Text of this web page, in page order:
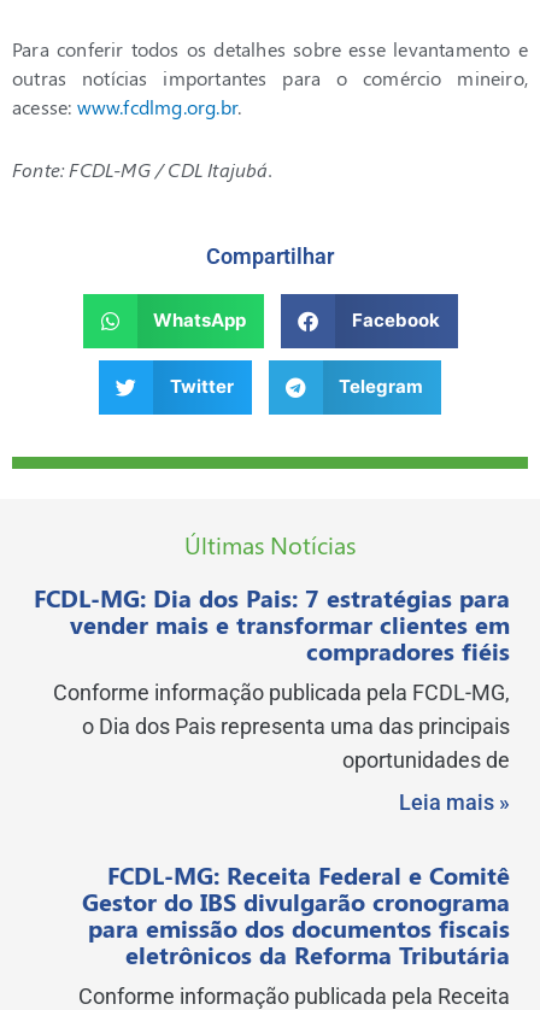
Para conferir todos os detalhes sobre esse levantamento e
outras notícias importantes para o comércio mineiro,
acesse: www.fcdlmg.org.br.
Fonte: FCDL-MG / CDL Itajubá.
Compartilhar
WhatsApp Facebook
Twitter Telegram
Últimas Notícias
FCDL-MG: Dia dos Pais: 7 estratégias para
vender mais e transformar clientes em
compradores fiéis
Conforme informação publicada pela FCDL-MG,
o Dia dos Pais representa uma das principais
oportunidades de
Leia mais »
FCDL-MG: Receita Federal e Comitê
Gestor do IBS divulgarão cronograma
para emissão dos documentos fiscais
eletrônicos da Reforma Tributária
Conforme informação publicada pela Receita